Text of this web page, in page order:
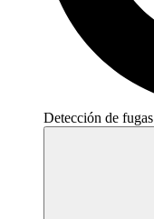
Detección de fugas